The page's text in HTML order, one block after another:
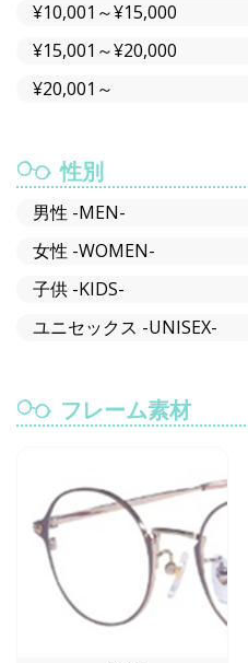
¥10,001～¥15,000
¥15,001～¥20,000
¥20,001～
性別
男性 -MEN-
女性 -WOMEN-
子供 -KIDS-
ユニセックス -UNISEX-
フレーム素材